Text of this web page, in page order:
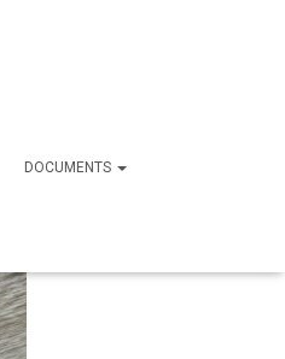
DOCUMENTS